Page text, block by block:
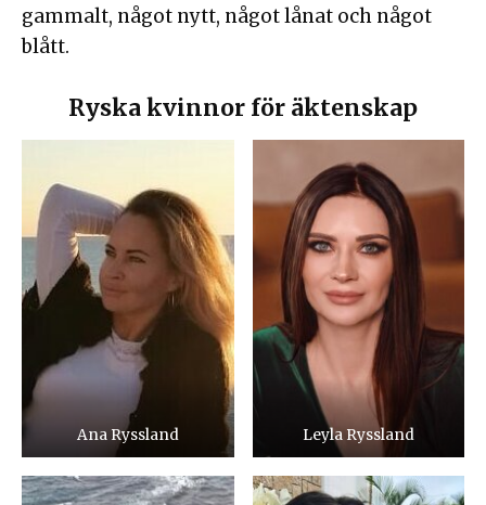
gammalt, något nytt, något lånat och något
blått.
Ryska kvinnor för äktenskap
Ana Ryssland Leyla Ryssland